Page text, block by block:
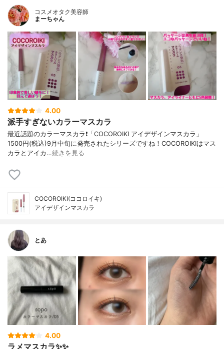
コスメオタク美容師
まーちゃん
4.00
派手すぎないカラーマスカラ
最近話題のカラーマスカラ❗「COCOROIKI アイデザインマスカラ」
1500円(税込)9月中旬に発売されたシリーズですね！COCOROIKIはマス
カラとアイカ…続きを見る
COCOROIKI(ココロイキ)
アイデザインマスカラ
とあ
4.00
ラメマスカラ✨✨